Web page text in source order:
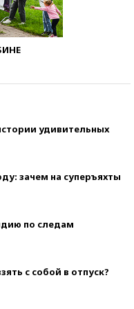
удивительных
зачем на суперъяхты
по следам
с собой в отпуск?